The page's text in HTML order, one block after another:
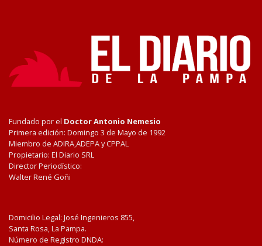
Fundado por el Doctor Antonio Nemesio
Primera edición: Domingo 3 de Mayo de 1992
Miembro de ADIRA,ADEPA y CPPAL
Propietario: El Diario SRL
Director Periodístico:
Walter René Goñi
Domicilio Legal: José Ingenieros 855,
Santa Rosa, La Pampa.
Número de Registro DNDA: